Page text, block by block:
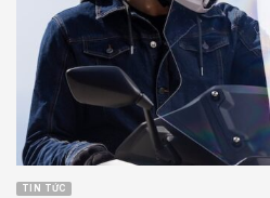
TIN TỨC